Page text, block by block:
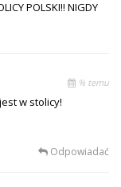
POLSKI!! NIGDY
% temu
w stolicy!
Odpowiadać